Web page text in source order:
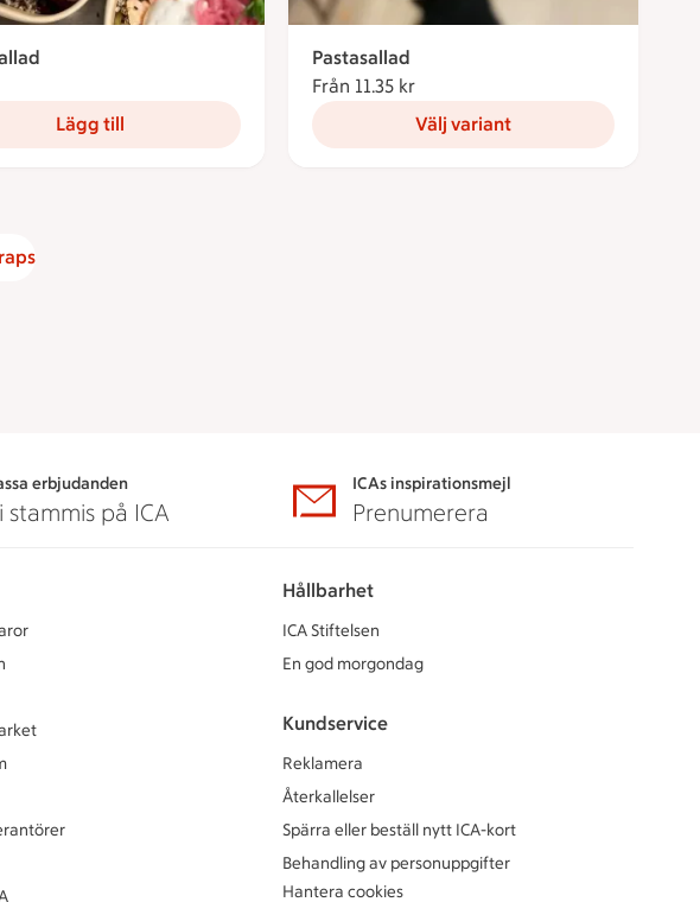
Lägg till
Pastasallad
Från 11.35 kr
Välj variant
erbjudanden
stammis på ICA
ICAs inspirationsmejl
Prenumerera
Hållbarhet
ICA Stiftelsen
En god morgondag
Kundservice
Reklamera
Återkallelser
Spärra eller beställ nytt ICA-kort
Behandling av personuppgifter
Hantera cookies